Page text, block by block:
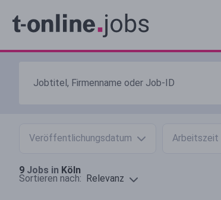
Veröffentlichungsdatum Arbeitszeit
9 Jobs in Köln
Sortieren nach: Relevanz